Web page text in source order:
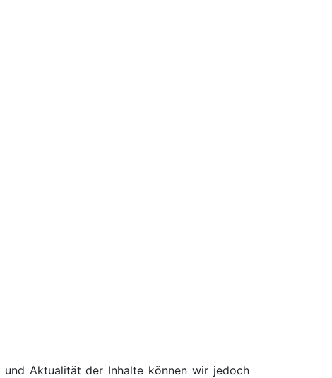
Aktualität der Inhalte können wir jedoch